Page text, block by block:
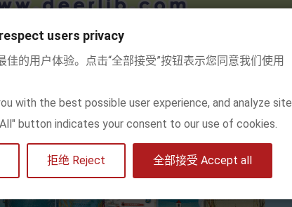
users privacy
的用户体验。点击“全部接受”按钮表示您同意我们使用
with the best possible user experience, and analyze site
button indicates your consent to our use of cookies.
拒绝 Reject 全部接受 Accept all